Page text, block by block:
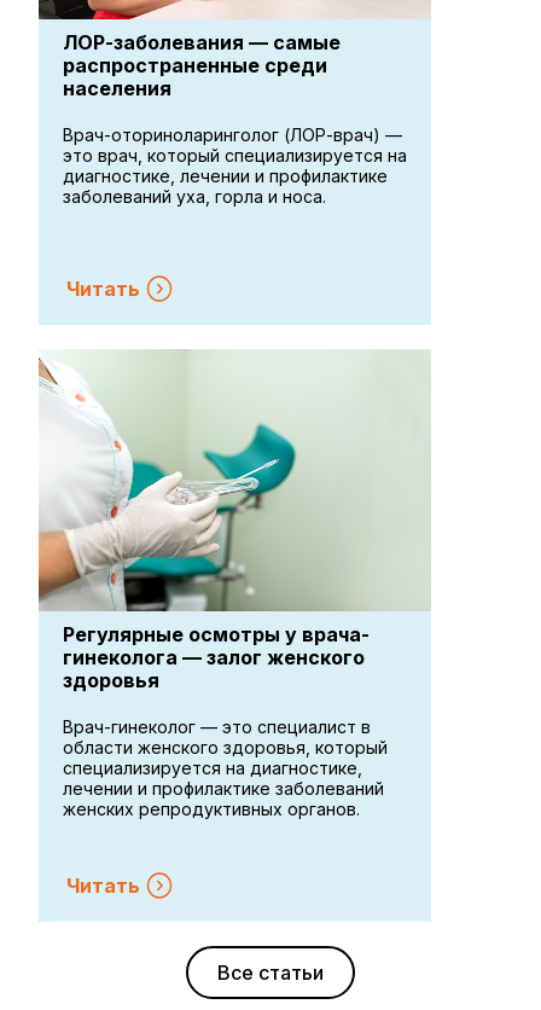
ЛОР-заболевания — самые
населения
Врач-оториноларинголог (ЛОР-врач) —
это врач, который специализируется на
Читать
Регулярные осмотры у врача-
здоровья
Врач-гинеколог — это специалист в
области женского здоровья, который
специализируется на диагностике,
Читать